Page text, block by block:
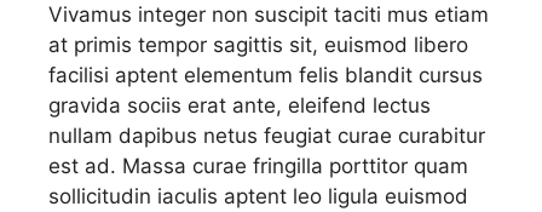
Vivamus integer non suscipit taciti mus etiam
at primis tempor sagittis sit, euismod libero
facilisi aptent elementum felis blandit cursus
gravida sociis erat ante, eleifend lectus
nullam dapibus netus feugiat curae curabitur
est ad. Massa curae fringilla porttitor quam
sollicitudin iaculis aptent leo ligula euismod